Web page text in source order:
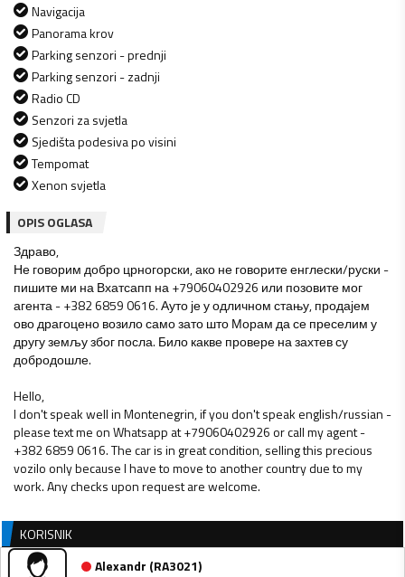
Navigacija
Panorama krov
Parking senzori - prednji
Parking senzori - zadnji
Radio CD
Senzori za svjetla
Sjedišta podesiva po visini
Tempomat
Xenon svjetla
OPIS OGLASA
Здраво,
Не говорим добро црногорски, ако не говорите енглески/руски -
пишите ми на Вхатсапп на +79060402926 или позовите мог
агента - +382 6859 0616. Ауто је у одличном стању, продајем
ово драгоцено возило само зато што Морам да се преселим у
другу земљу због посла. Било какве провере на захтев су
добродошле.
Hello,
I don't speak well in Montenegrin, if you don't speak english/russian -
please text me on Whatsapp at +79060402926 or call my agent -
+382 6859 0616. The car is in great condition, selling this precious
vozilo only because I have to move to another country due to my
work. Any checks upon request are welcome.
KORISNIK
Alexandr (RA3021)